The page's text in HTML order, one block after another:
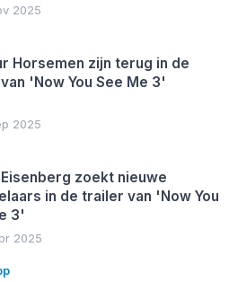
2025
Horsemen zijn terug in de
'Now You See Me 3'
2025
zoekt nieuwe
in de trailer van 'Now You
3'
2025